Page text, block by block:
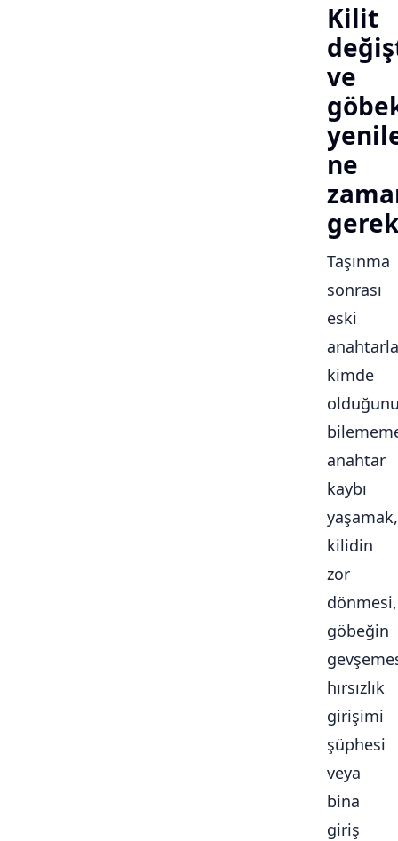
Kilit
ve
ne
Taşınma
sonrası
eski
kimde
anahtar
kaybı
yaşamak,
kilidin
zor
dönmesi,
göbeğin
hırsızlık
girişimi
şüphesi
veya
bina
giriş